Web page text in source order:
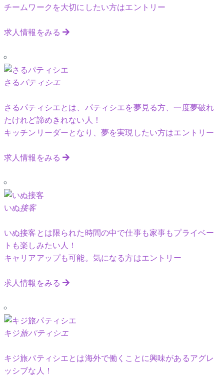
チームワークを大切にしたい方はエントリー
求人情報をみる
さるパティシエ
さるパティシエとは、パティシエを夢見る方、一度夢破れ
たけれど諦めきれない人！
キッチンリーダーとなり、夢を実現したい方はエントリー
求人情報をみる
いぬ接客
いぬ接客とは限られた時間の中で仕事も家事もプライベー
トも楽しみたい人！
キャリアアップも可能。気になる方はエントリー
求人情報をみる
キジ旅パティシエ
キジ旅パティシエとは海外で働くことに興味があるアグレ
ッシブな人！